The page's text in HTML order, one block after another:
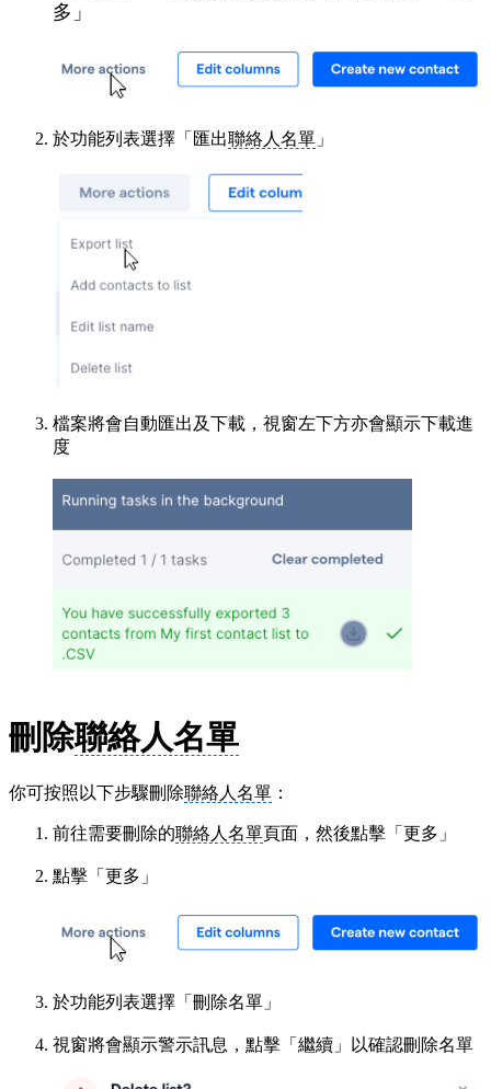
多」
於功能列表選擇「匯出聯絡人名單 」
檔案將會自動匯出及下載，視窗左下方亦會顯示下載進
度
刪除聯絡人名單
你可按照以下步驟刪除聯絡人名單 ：
前往需要刪除的聯絡人名單頁面，然後點擊「更多」
點擊「更多」
於功能列表選擇「刪除名單」
視窗將會顯示警示訊息，點擊「繼續」以確認刪除名單